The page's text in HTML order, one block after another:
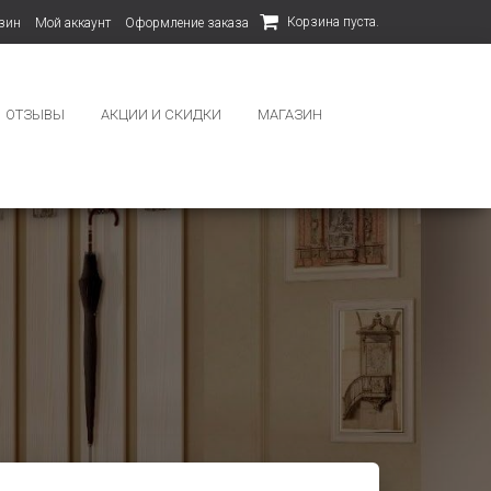
Мой аккаунт Оформление заказа Корзина пуста.
ОТЗЫВЫ АКЦИИ И СКИДКИ МАГАЗИН